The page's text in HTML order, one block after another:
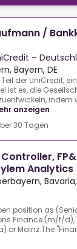
/
–
Bayern, DE
der UniCredit,
ist es, die
indem
anzeigen
30 Tagen
Analytics
position as
Finance (m/f/
or Mainz.The